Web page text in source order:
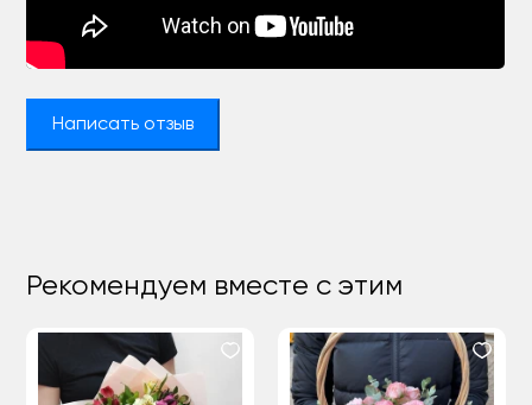
Написать отзыв
Рекомендуем вместе с этим